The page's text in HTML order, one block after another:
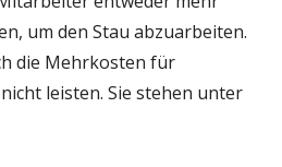
um den Stau abzuarbeiten.
die Mehrkosten für
leisten. Sie stehen unter